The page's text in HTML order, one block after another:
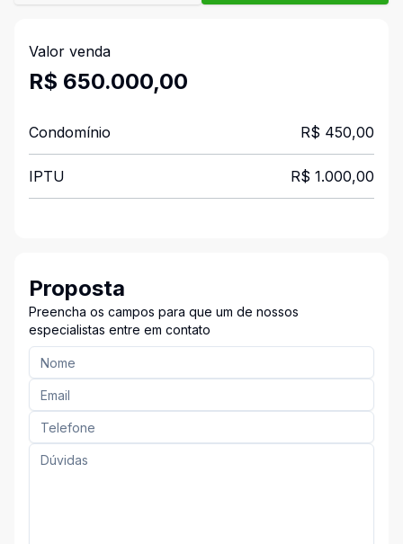
Valor venda
R$ 650.000,00
Condomínio R$ 450,00
IPTU R$ 1.000,00
Proposta
Preencha os campos para que um de nossos
especialistas entre em contato